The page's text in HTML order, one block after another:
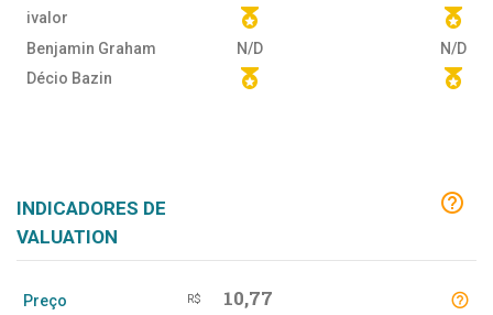
ivalor
Benjamin Graham
N/D
N/D
Décio Bazin
INDICADORES DE
VALUATION
Preço R$ 10,77